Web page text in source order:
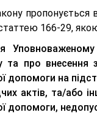
пропонується
166-29,
та про внесення
допомоги на
актів, та/або
допомоги,